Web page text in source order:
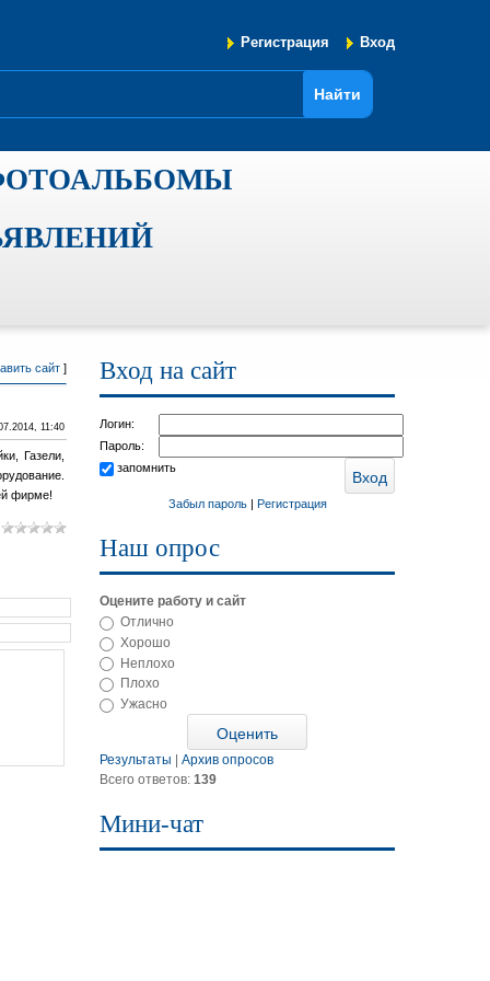
Регистрация Вход
сайт ]
11:40
Газели,
фирме!
Вход на сайт
Логин:
Пароль:
запомнить
Забыл пароль| Регистрация
Наш опрос
Оцените работу и сайт
Отлично
Хорошо
Неплохо
Плохо
Ужасно
Результаты
Архив опросов
Всего ответов: 139
Мини-чат